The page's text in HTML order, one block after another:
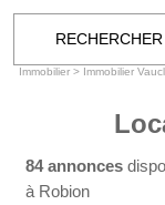
Immobilier > Immobilier
84 annonces
à Robion